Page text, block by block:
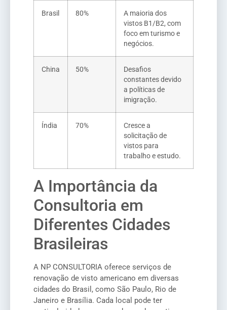
Brasil 80%
A maioria dos
vistos B1/B2, com
foco em turismo e
negócios.
China 50%
Desafios
constantes devido
a políticas de
imigração.
Índia 70%
Cresce a
solicitação de
vistos para
trabalho e estudo.
A Importância da
Consultoria em
Diferentes Cidades
Brasileiras
A NP CONSULTORIA oferece serviços de
renovação de visto americano em diversas
cidades do Brasil, como São Paulo, Rio de
Janeiro e Brasília. Cada local pode ter